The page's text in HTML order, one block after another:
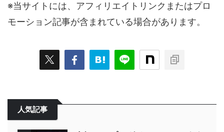
※当サイトには、アフィリエイトリンクまたはプロ
モーション記事が含まれている場合があります。
人気記事